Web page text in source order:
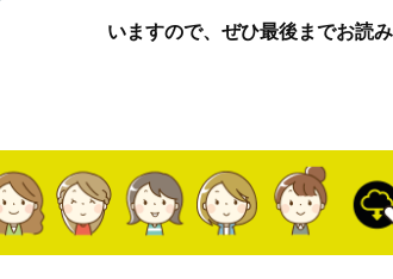
いますので、ぜひ最後までお読